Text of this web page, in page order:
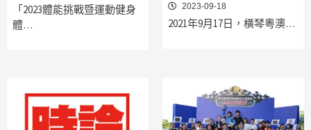
「2023體能挑戰暨運動健身
體…
2023-09-18
2021年9月17日，橫琴粵澳…